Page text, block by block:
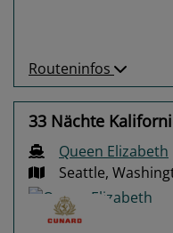
Routeninfos
33 Nächte
Queen Elizabeth
Seattle,